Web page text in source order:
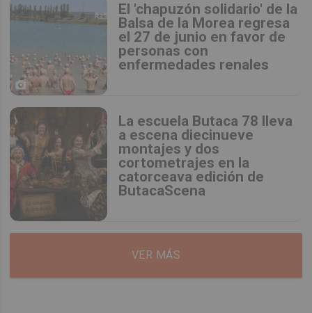
El 'chapuzón solidario' de la
Balsa de la Morea regresa
el 27 de junio en favor de
personas con
enfermedades renales
La escuela Butaca 78 lleva
a escena diecinueve
montajes y dos
cortometrajes en la
catorceava edición de
ButacaScena
VER MÁS